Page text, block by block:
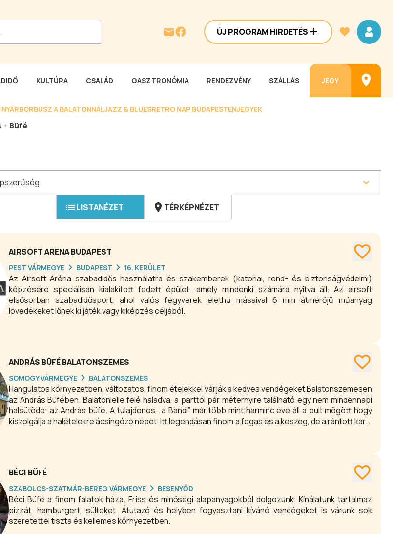
ÚJ PROGRAM HIRDETÉS
KULTÚRA CSALÁD GASZTRONÓMIA RENDEZVÉNY SZÁLLÁS JEGY
BORBUSZ A BALATONNÁLJAZZ & BLUESRETRO NAP BUDAPESTENJEGYEK
Büfé
LISTANÉZET TÉRKÉPNÉZET
AIRSOFT ARENA BUDAPEST
PEST VÁRMEGYE BUDAPEST 16. KERÜLET
Az Airsoft Aréna szabadidős használatra és szakemberek (katonai, rend- és biztonságvédelmi)
képzésére speciálisan kialakított fedett épület, amely mindenki számára nyitva áll. Az airsoft
elsősorban szabadidősport, ahol valós fegyverek élethű másaival 6 mm átmérőjű műanyag
lövedékeket lőnek ki játék vagy kiképzés céljából.
ANDRÁS BÜFÉ BALATONSZEMES
SOMOGY VÁRMEGYE BALATONSZEMES
Hangulatos környezetben, változatos, finom ételekkel várják a kedves vendégeket Balatonszemesen
az András Büfében. Balatonlelle felé haladva, a parttól pár méternyire található egy nem mindennapi
halsütöde: az András büfé. A tulajdonos, „a Bandi” már több mint harminc éve áll a pult mögött hogy
kiszolgálja a halételekre ácsingózó népet. Itt legendásan finom a fogas és a keszeg, de a rántott karaj
BÉCI BÜFÉ
SZABOLCS-SZATMÁR-BEREG VÁRMEGYE BESENYŐD
Béci Büfé a finom falatok háza. Friss és minőségi alapanyagokból dolgozunk. Kínálatunk tartalmaz
pizzát, hamburgert, sülteket. Átutazó és helyben fogyasztani kívánó vendégeket is várunk sok
szeretettel tiszta és kellemes környezetben.